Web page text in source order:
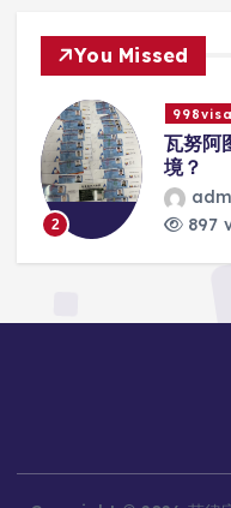
You Missed
3
998visa
瓦努阿
学校的
813